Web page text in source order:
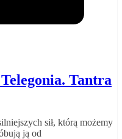
Tantra
sił, którą możemy
ją od